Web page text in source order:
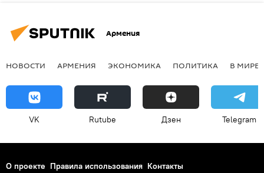
Армения
НОВОСТИ АРМЕНИЯ ЭКОНОМИКА ПОЛИТИКА В МИРЕ
VK Rutube Дзен Telegram
О проекте Правила использования Контакты